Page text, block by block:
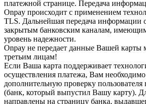
платежной странице. Передача
Onpay происходит с применением
TLS. Дальнейшая передача информации
закрытым банковским каналам,
уровень надежности.
Onpay не передает данные Вашей карты
третьим лицам!
Если Ваша карта поддерживает
осуществления платежа, Вам
дополнительную проверку пользователя
(банк, который выпустил Вашу карту).
направлены на страницу банка,